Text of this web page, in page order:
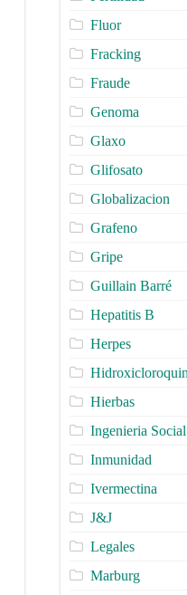
Fluor
Fracking
Fraude
Genoma
Glaxo
Glifosato
Globalizacion
Grafeno
Gripe
Guillain Barré
Hepatitis B
Herpes
Hierbas
Ingenieria Social
Inmunidad
Ivermectina
J&J
Legales
Marburg